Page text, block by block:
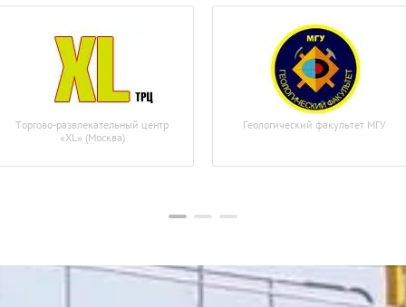
Торгово-развлекательный центр
«XL» (Москва)
Геологический факультет МГУ